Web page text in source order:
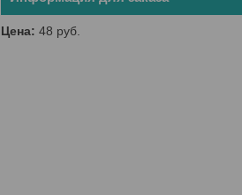
Цена: 48 руб.